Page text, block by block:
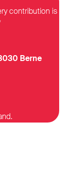
contribution is
Berne